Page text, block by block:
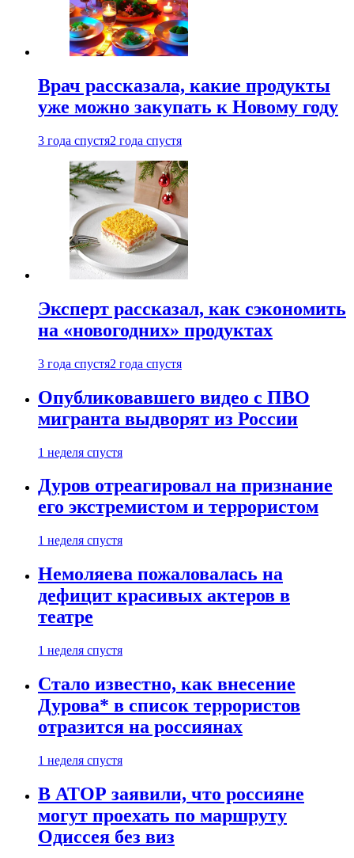
Врач рассказала, какие продукты
уже можно закупать к Новому году
3 года спустя2 года спустя
Эксперт рассказал, как сэкономить
на «новогодних» продуктах
3 года спустя2 года спустя
Опубликовавшего видео с ПВО
мигранта выдворят из России
1 неделя спустя
Дуров отреагировал на признание
его экстремистом и террористом
1 неделя спустя
Немоляева пожаловалась на
дефицит красивых актеров в
театре
1 неделя спустя
Стало известно, как внесение
Дурова* в список террористов
отразится на россиянах
1 неделя спустя
В АТОР заявили, что россияне
могут проехать по маршруту
Одиссея без виз